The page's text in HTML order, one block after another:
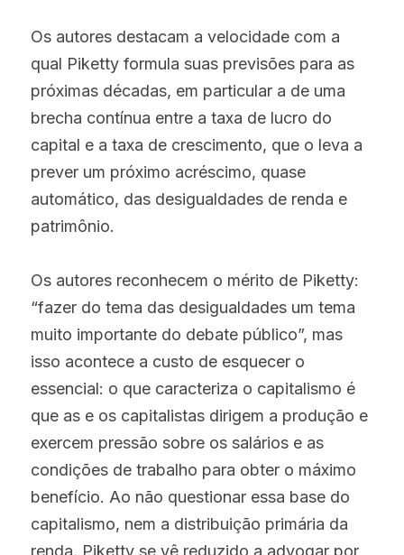
Os autores destacam a velocidade com a
qual Piketty formula suas previsões para as
próximas décadas, em particular a de uma
brecha contínua entre a taxa de lucro do
capital e a taxa de crescimento, que o leva a
prever um próximo acréscimo, quase
automático, das desigualdades de renda e
patrimônio.
Os autores reconhecem o mérito de Piketty:
“fazer do tema das desigualdades um tema
muito importante do debate público”, mas
isso acontece a custo de esquecer o
essencial: o que caracteriza o capitalismo é
que as e os capitalistas dirigem a produção e
exercem pressão sobre os salários e as
condições de trabalho para obter o máximo
benefício. Ao não questionar essa base do
capitalismo, nem a distribuição primária da
renda, Piketty se vê reduzido a advogar por